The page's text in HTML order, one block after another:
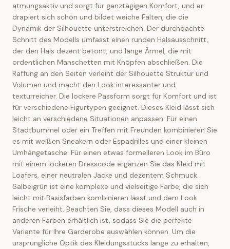
atmungsaktiv und sorgt für ganztägigen Komfort, und er
drapiert sich schön und bildet weiche Falten, die die
Dynamik der Silhouette unterstreichen. Der durchdachte
Schnitt des Modells umfasst einen runden Halsausschnitt,
der den Hals dezent betont, und lange Ärmel, die mit
ordentlichen Manschetten mit Knöpfen abschließen. Die
Raffung an den Seiten verleiht der Silhouette Struktur und
Volumen und macht den Look interessanter und
texturreicher. Die lockere Passform sorgt für Komfort und ist
für verschiedene Figurtypen geeignet. Dieses Kleid lässt sich
leicht an verschiedene Situationen anpassen. Für einen
Stadtbummel oder ein Treffen mit Freunden kombinieren Sie
es mit weißen Sneakern oder Espadrilles und einer kleinen
Umhängetasche. Für einen etwas formelleren Look im Büro
mit einem lockeren Dresscode ergänzen Sie das Kleid mit
Loafers, einer neutralen Jacke und dezentem Schmuck.
Salbeigrün ist eine komplexe und vielseitige Farbe, die sich
leicht mit Basisfarben kombinieren lässt und dem Look
Frische verleiht. Beachten Sie, dass dieses Modell auch in
anderen Farben erhältlich ist, sodass Sie die perfekte
Variante für Ihre Garderobe auswählen können. Um die
ursprüngliche Optik des Kleidungsstücks lange zu erhalten,